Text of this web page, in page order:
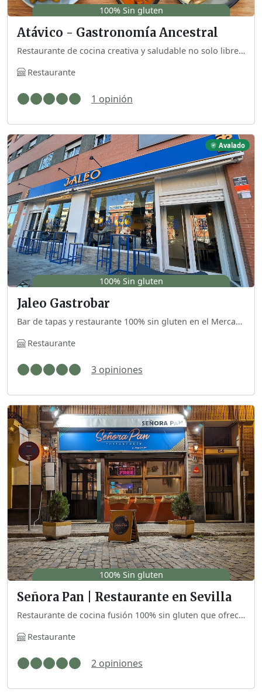
100% Sin gluten
Atávico - Gastronomía Ancestral
Restaurante de cocina creativa y saludable no solo libre de gluten, sino también de azúcar y productos ultraprocesados.
Restaurante
1 opinión
100% Sin gluten
Avalado
Jaleo Gastrobar
Bar de tapas y restaurante 100% sin gluten en el Mercado de Feria. Tapas elaboradas y producto de calidad.
Restaurante
3 opiniones
100% Sin gluten
Señora Pan | Restaurante en Sevilla
Restaurante de cocina fusión 100% sin gluten que ofrece desayunos, comidas y cenas.
Restaurante
2 opiniones